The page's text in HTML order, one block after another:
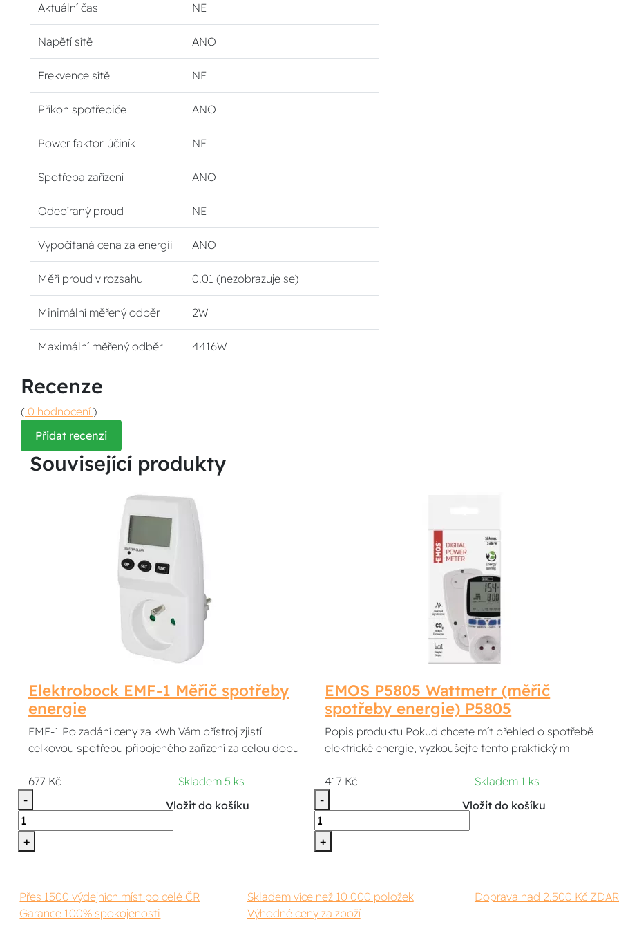
Aktuální čas NE
Napětí sítě ANO
Frekvence sítě NE
Příkon spotřebiče ANO
Power faktor-účiník NE
Spotřeba zařízení ANO
Odebíraný proud NE
Vypočítaná cena za energii ANO
Měří proud v rozsahu 0.01 (nezobrazuje se)
Minimální měřený odběr 2W
Maximální měřený odběr 4416W
Recenze
( 0 hodnocení )
Přidat recenzi
Související produkty
Elektrobock EMF-1 Měřič spotřeby
energie
EMF-1 Po zadání ceny za kWh Vám přístroj zjistí
celkovou spotřebu připojeného zařízení za celou dobu
677 Kč
Skladem 5 ks
-
+
Vložit do košíku
EMOS P5805 Wattmetr (měřič
spotřeby energie) P5805
Popis produktu Pokud chcete mít přehled o spotřebě
elektrické energie, vyzkoušejte tento praktický m
417 Kč
Skladem 1 ks
-
+
Vložit do košíku
Přes 1500 výdejních míst po celé ČR Skladem více než 10 000 položek
Doprava nad 2.500 Kč
Garance 100% spokojenosti
Výhodné ceny za zboží